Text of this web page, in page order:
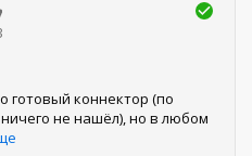
готовый коннектор (по
не нашёл), но в любом